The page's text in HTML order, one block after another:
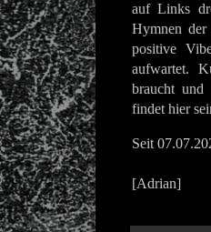
auf Links
Hymnen
positive
aufwartet.
braucht und
findet hier
Seit
[Adrian]